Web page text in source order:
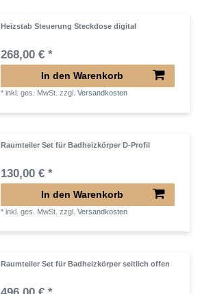
Heizstab Steuerung Steckdose digital
268,00 € *
In den Warenkorb
*inkl. ges. MwSt. zzgl.Versandkosten
Raumteiler Set für Badheizkörper D-Profil
130,00 € *
In den Warenkorb
*inkl. ges. MwSt. zzgl.Versandkosten
Raumteiler Set für Badheizkörper seitlich offen